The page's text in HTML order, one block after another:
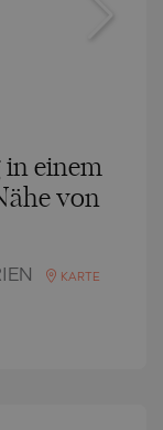
einem
von
KARTE